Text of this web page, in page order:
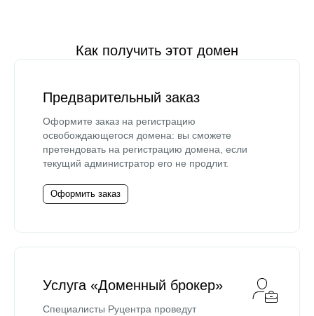
Как получить этот домен
Предварительный заказ
Оформите заказ на регистрацию
освобождающегося домена: вы сможете
претендовать на регистрацию домена, если
текущий администратор его не продлит.
Оформить заказ
Услуга «Доменный брокер»
Специалисты Руцентра проведут